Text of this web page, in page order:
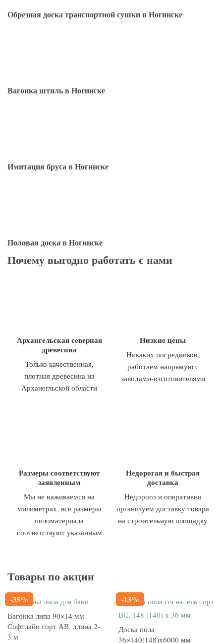
Обрезная доска транспортной сушки в Ногинске
Вагонка штиль в Ногинске
Имитация бруса в Ногинске
Половая доска в Ногинске
Почему выгодно работать с нами
Архангельская северная
древесина
Только качественная,
плотная древесина из
Арханегльской области
Низкие цены
Никаких посредников,
работаем напрямую с
заводами-изготовителями
Размеры соответствуют
заявленным
Мы не наживаемся на
милиметрах, все размеры
пиломатериала
соответствуют указанным
Недорогая и быстрая
доставка
Недорого и оперативно
организуем доставку товара
на строительную площадку
Товары по акции
-35%
Вагонка липа 90×14 мм
Софтлайн сорт АВ, длина 2-
3 м
-13%
Доска пола
36×140(148)x6000 мм